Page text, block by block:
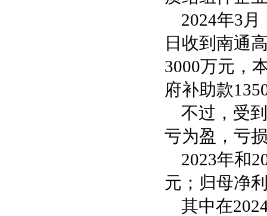
2024年3
日收到南通
3000万元，
府补助款
不过，受
亏为盈，亏
2023年和
元；归母净
其中在